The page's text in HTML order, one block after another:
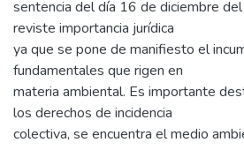
sentencia del día 16 de diciembre
reviste importancia jurídica
ya que se pone de manifiesto el
fundamentales que rigen en
materia ambiental. Es importante
los derechos de incidencia
colectiva, se encuentra el medio